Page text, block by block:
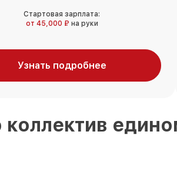
Стартовая зарплата:
от 45,000 ₽ на руки
Узнать подробнее
коллектив